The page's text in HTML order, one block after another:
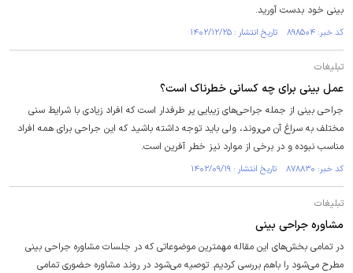
بینی خود بدست آورید.
کد خبر: ۸۹۸۵۰۴ تاریخ انتشار : ۱۴۰۲/۱۲/۲۵
تبلیغات
عمل بینی برای چه کسانی خطرناک است؟
جراحی بینی از جمله جراحی‌های زیبایی پر طرفدار است که افراد زیادی با شرایط سنی
مختلف به سراغ آن می‌روند، ولی باید توجه داشته باشید که این جراحی برای همه افراد
مناسب نبوده و در برخی از موارد نیز خطر آفرین است.
کد خبر: ۸۷۸۸۳۰ تاریخ انتشار : ۱۴۰۲/۰۹/۱۹
تبلیغات
مشاوره جراحی بینی
در تمامی بخش‌های این مقاله مهمترین موضوعاتی که در جلسات مشاوره جراحی بینی
مطرح می‌شود را باهم بررسی کردیم. توصیه می‌شود در روند مشاوره حضوری تمامی